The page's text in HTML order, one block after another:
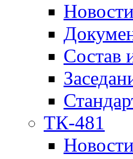
Состав
ТК-481